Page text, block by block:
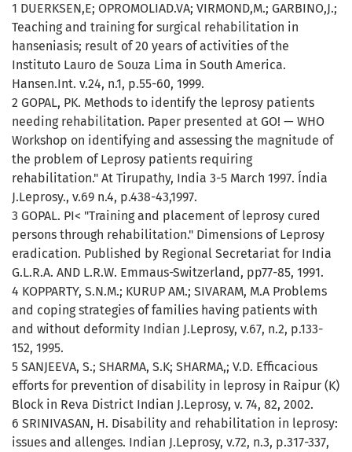
1 DUERKSEN,E; OPROMOLIAD.VA; VIRMOND,M.; GARBINO,J.;
Teaching and training for surgical rehabilitation in
hanseniasis; result of 20 years of activities of the
Instituto Lauro de Souza Lima in South America.
Hansen.Int. v.24, n.1, p.55-60, 1999.
2 GOPAL, PK. Methods to identify the leprosy patients
needing rehabilitation. Paper presented at GO! — WHO
Workshop on identifying and assessing the magnitude of
the problem of Leprosy patients requiring
rehabilitation." At Tirupathy, India 3-5 March 1997. Índia
J.Leprosy., v.69 n.4, p.438-43,1997.
3 GOPAL. PI< "Training and placement of leprosy cured
persons through rehabilitation." Dimensions of Leprosy
eradication. Published by Regional Secretariat for India
G.L.R.A. AND L.R.W. Emmaus-Switzerland, pp77-85, 1991.
4 KOPPARTY, S.N.M.; KURUP AM.; SIVARAM, M.A Problems
and coping strategies of families having patients with
and without deformity Indian J.Leprosy, v.67, n.2, p.133-
152, 1995.
5 SANJEEVA, S.; SHARMA, S.K; SHARMA,; V.D. Efficacious
efforts for prevention of disability in leprosy in Raipur (K)
Block in Reva District Indian J.Leprosy, v. 74, 82, 2002.
6 SRINIVASAN, H. Disability and rehabilitation in leprosy:
issues and allenges. Indian J.Leprosy, v.72, n.3, p.317-337,